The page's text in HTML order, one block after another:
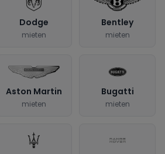
Dodge
mieten
Bentley
mieten
Aston Martin
mieten
Bugatti
mieten